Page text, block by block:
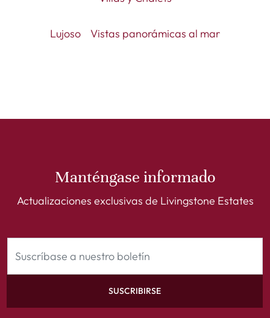
Lujoso Vistas panorámicas al mar
Manténgase informado
Actualizaciones exclusivas de Livingstone Estates
SUSCRIBIRSE